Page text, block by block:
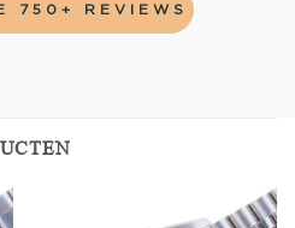
750+ REVIEWS
Add to
wishlist